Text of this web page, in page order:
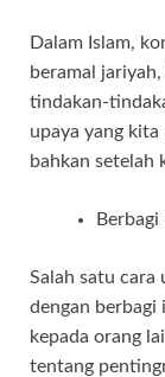
Dalam Islam,
beramal
tindakan-
upaya yang kita
bahkan setelah
Berbagi
Salah satu cara
dengan berbagi
kepada orang
tentang